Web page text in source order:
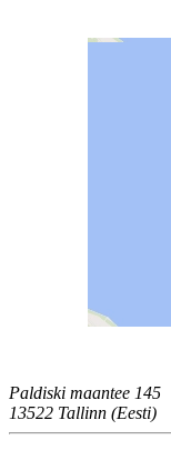
Paldiski maantee 145
13522 Tallinn (Eesti)